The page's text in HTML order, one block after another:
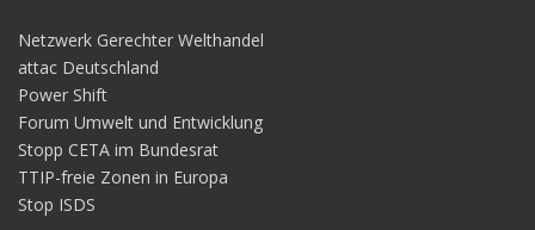
Netzwerk Gerechter Welthandel
attac Deutschland
Power Shift
Forum Umwelt und Entwicklung
Stopp CETA im Bundesrat
TTIP-freie Zonen in Europa
Stop ISDS